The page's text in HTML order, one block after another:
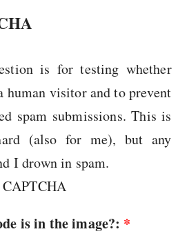
is for testing whether
human visitor and to prevent
spam submissions. This is
(also for me), but any
I drown in spam.
is in the image?: *
Zuletzt angezeigt:
Ae Rn (Neo
Mercurial
Emacs
How to fix a bug,